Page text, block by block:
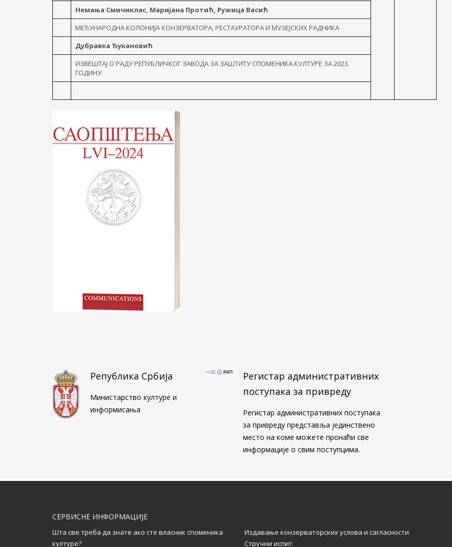
Немања Смичиклас, Маријана Протић, Ружица Васић
МЕЂУНАРОДНА КОЛОНИЈА КОНЗЕРВАТОРА, РЕСТАУРАТОРА И МУЗЕЈСКИХ РАДНИКА
Дубравка Ђукановић
ИЗВЕШТАЈ О РАДУ РЕПУБЛИЧКОГ ЗАВОДА ЗА ЗАШТИТУ СПОМЕНИКА КУЛТУРЕ ЗА 2023.
ГОДИНУ
Република Србија
Министарство културе и
информисања
Регистар административних
поступака за привреду
Регистар административних поступака
за привреду представља јединствено
место на коме можете пронаћи све
информације о свим поступцима.
СЕРВИСНЕ ИНФОРМАЦИЈЕ
Шта све треба да знате ако сте власник споменика
културе?
Издавање конзерваторских услова и сагласности
Стручни испит